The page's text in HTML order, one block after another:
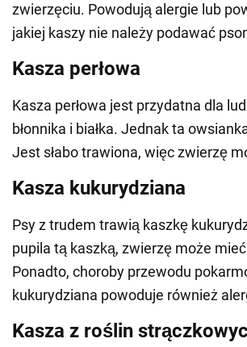
zwierzęciu. Powodują alergie lub
jakiej kaszy nie należy podawać
Kasza perłowa
Kasza perłowa jest przydatna dla
błonnika i białka. Jednak ta
Jest słabo trawiona, więc zwierzę
Kasza kukurydziana
Psy z trudem trawią kaszkę
pupila tą kaszką, zwierzę może
Ponadto, choroby przewodu
kukurydziana powoduje również
Kasza z roślin